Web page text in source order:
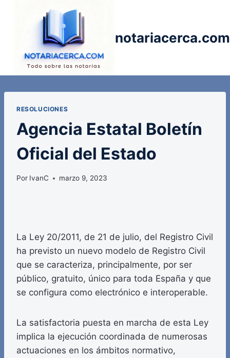
notariacerca.com
RESOLUCIONES
Agencia Estatal Boletín
Oficial del Estado
Por IvanC marzo 9, 2023
La Ley 20/2011, de 21 de julio, del Registro Civil
ha previsto un nuevo modelo de Registro Civil
que se caracteriza, principalmente, por ser
público, gratuito, único para toda España y que
se configura como electrónico e interoperable.
La satisfactoria puesta en marcha de esta Ley
implica la ejecución coordinada de numerosas
actuaciones en los ámbitos normativo,